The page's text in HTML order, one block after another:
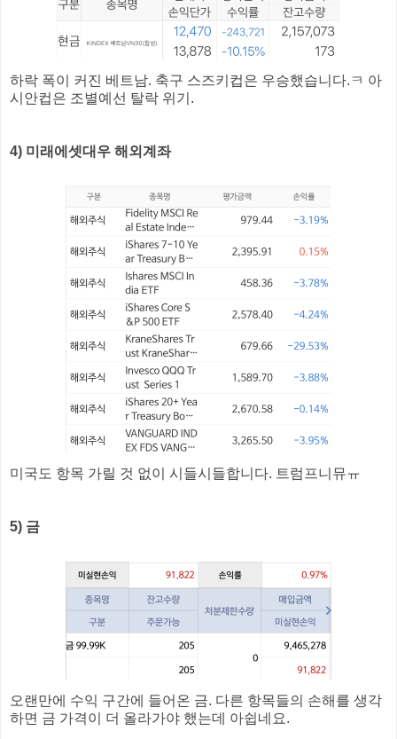
하락 폭이 커진 베트남. 축구 스즈키컵은 우승했습니다.ㅋ 아
시안컵은 조별예선 탈락 위기.
4) 미래에셋대우 해외계좌
미국도 항목 가릴 것 없이 시들시들합니다. 트럼프니뮤ㅠ
5) 금
오랜만에 수익 구간에 들어온 금. 다른 항목들의 손해를 생각
하면 금 가격이 더 올라가야 했는데 아쉽네요.